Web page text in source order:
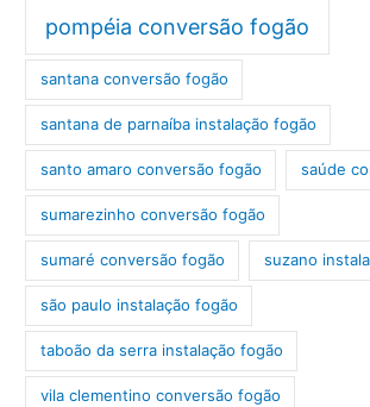
pompéia conversão fogão
santana conversão fogão
santana de parnaíba instalação fogão
santo amaro conversão fogão saúde
sumarezinho conversão fogão
sumaré conversão fogão suzano
são paulo instalação fogão
taboão da serra instalação fogão
vila clementino conversão fogão